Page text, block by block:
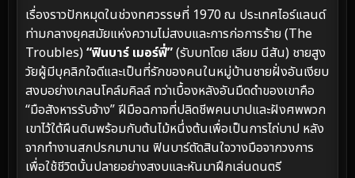
เรื่องราวปักหมุดในช่วงทศวรรษที่ 1970 ณ ประเทศไอร์แลนด์
ท่ามกลางยุคสมัยแห่งความไม่สงบและการก่อการร้าย (The
Troubles)“ฟินบาร์ เมอร์ฟี่”(รับบทโดย เลียม นีสัน) ชายสูง
วัยผู้มีบุคลิกใจดีและเป็นที่รักของคนในหมู่บ้านชายฝั่งอันเงียบ
สงบอย่างเกลนโคล์มคิลล์ ทว่าเบื้องหลังอันมืดดำของเขาคือ
“มือสังหารรับจ้าง” ฝีมือฉกาจที่ปลิดชีพคนบาปและฝังศพพวก
เขาไว้ใต้ผืนดินพร้อมกับต้นไม้หนึ่งต้นเพื่อเป็นการไถ่บาป หลัง
จากทำงานสกปรกมานาน ฟินบาร์ตัดสินใจวางมือจากวงการ
เพื่อใช้ชีวิตบั้นปลายอย่างสงบและหันมาฝึกเล่นดนตรี